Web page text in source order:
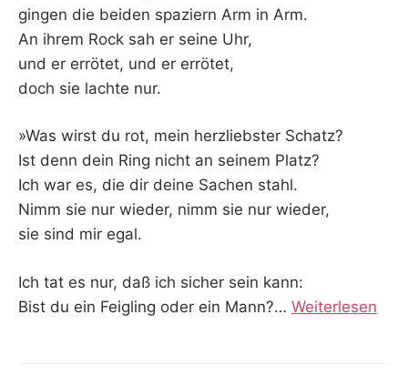
gingen die beiden spaziern Arm in Arm.
An ihrem Rock sah er seine Uhr,
und er errötet, und er errötet,
doch sie lachte nur.
»Was wirst du rot, mein herzliebster Schatz?
Ist denn dein Ring nicht an seinem Platz?
Ich war es, die dir deine Sachen stahl.
Nimm sie nur wieder, nimm sie nur wieder,
sie sind mir egal.
Ich tat es nur, daß ich sicher sein kann:
Bist du ein Feigling oder ein Mann?… Weiterlesen